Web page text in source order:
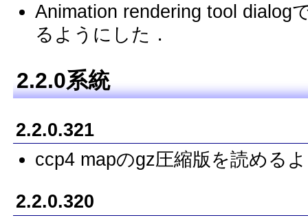
Animation rendering tool dialog
るようにした．
2.2.0系統
2.2.0.321
ccp4 mapのgz圧縮版を読める
2.2.0.320